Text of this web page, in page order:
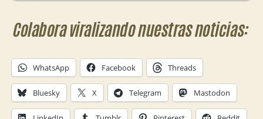
Colabora viralizando nuestras noticias:
WhatsApp Facebook Threads
Bluesky X Telegram Mastodon